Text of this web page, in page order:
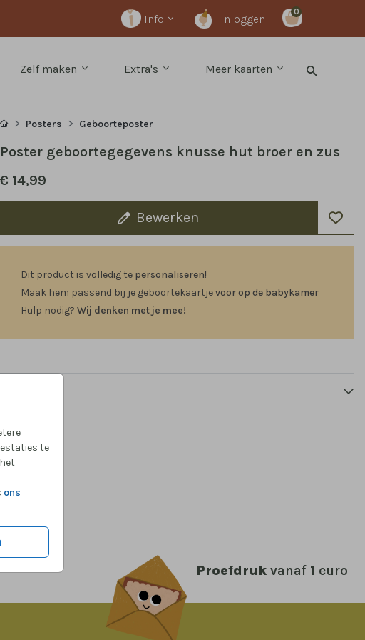
Info Inloggen
0
Zelf maken Extra's Meer kaarten
te
ons
Posters Geboorteposter
Poster geboortegegevens knusse hut broer en zus
€ 14,99
Bewerken
Dit product is volledig te personaliseren!
Maak hem passend bij je geboortekaartjevoor op de babykamer
Hulp nodig? Wij denken met je mee!
Proefdruk vanaf 1 euro